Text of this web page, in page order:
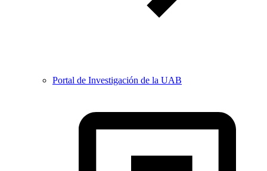
Portal de Investigación de la UAB